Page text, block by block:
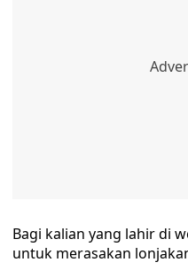
Bagi kalian yang lahir di
untuk merasakan